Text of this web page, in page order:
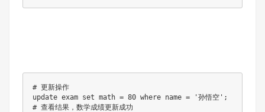
# 更新操作
update exam set math = 80 where name = '孙悟空';
# 查看结果，数学成绩更新成功